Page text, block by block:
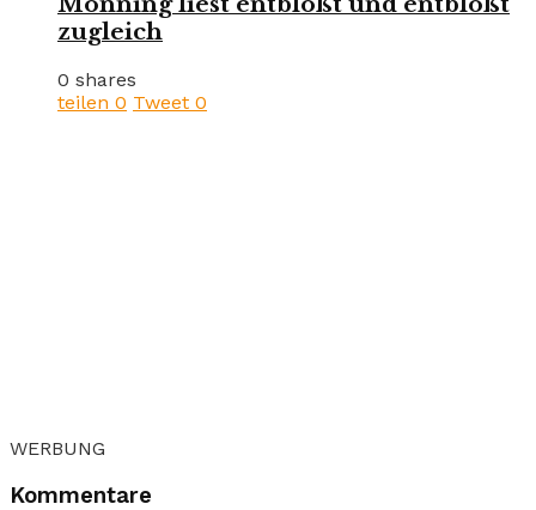
zugleich
0 shares
teilen 0 Tweet 0
WERBUNG
Kommentare